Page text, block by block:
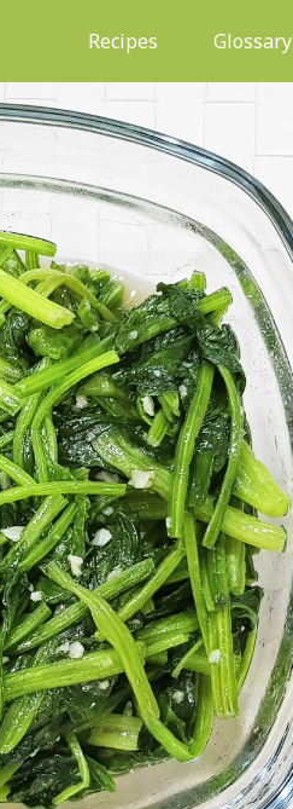
Recipes (current)Glossary